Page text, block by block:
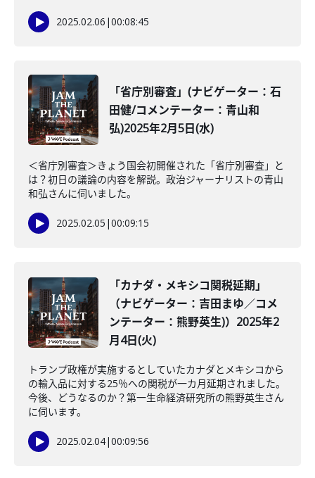
2025.02.06 |00:08:45
「省庁別審査」(ナビゲーター：石
田健/コメンテーター：青山和
弘)2025年2月5日(水)
＜省庁別審査＞きょう国会初開催された「省庁別審査」と
は？初日の議論の内容を解説。政治ジャーナリストの青山
和弘さんに伺いました。
2025.02.05 |00:09:15
「カナダ・メキシコ関税延期」
（ナビゲーター：吉田まゆ／コメ
ンテーター：熊野英生)）2025年2
月4日(火)
トランプ政権が実施するとしていたカナダとメキシコから
の輸入品に対する25％への関税が一カ月延期されました。
今後、どうなるのか？第一生命経済研究所の熊野英生さん
に伺います。
2025.02.04|00:09:56